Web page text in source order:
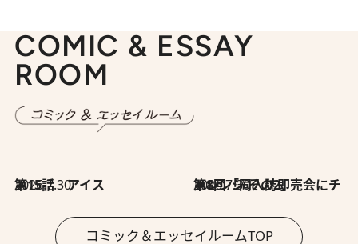
COMIC & ESSAY
ROOM
2026.7.30
第15話 アイス 2026.7.30
第8回「同人誌即売会にチャレンジ その2」
コミック＆エッセイルームTOP